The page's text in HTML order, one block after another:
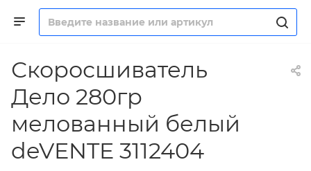
Скоросшиватель
Дело 280гр
мелованный белый
deVENTE 3112404